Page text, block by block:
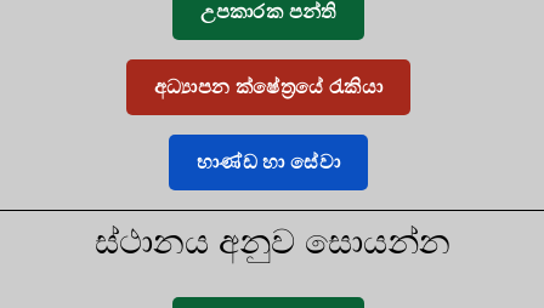
උපකාරක පන්ති
අධ්‍යාපන ක්ෂේත්‍රයේ රැකියා
භාණ්ඩ හා සේවා
ස්ථානය අනුව සොයන්න